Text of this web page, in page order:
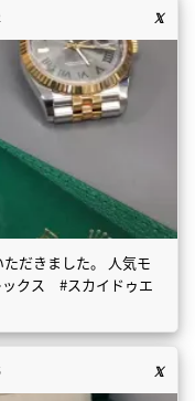
だきました。 人気モ
ックス #スカイドゥエ